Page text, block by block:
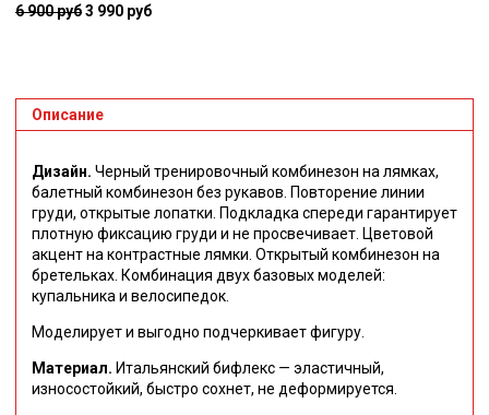
6 900 руб3 990 руб
Описание
Дизайн. Черный тренировочный комбинезон на лямках,
балетный комбинезон без рукавов. Повторение линии
груди, открытые лопатки. Подкладка спереди гарантирует
плотную фиксацию груди и не просвечивает. Цветовой
акцент на контрастные лямки. Открытый комбинезон на
бретельках. Комбинация двух базовых моделей:
купальника и велосипедок.
Моделирует и выгодно подчеркивает фигуру.
Материал. Итальянский бифлекс — эластичный,
износостойкий, быстро сохнет, не деформируется.